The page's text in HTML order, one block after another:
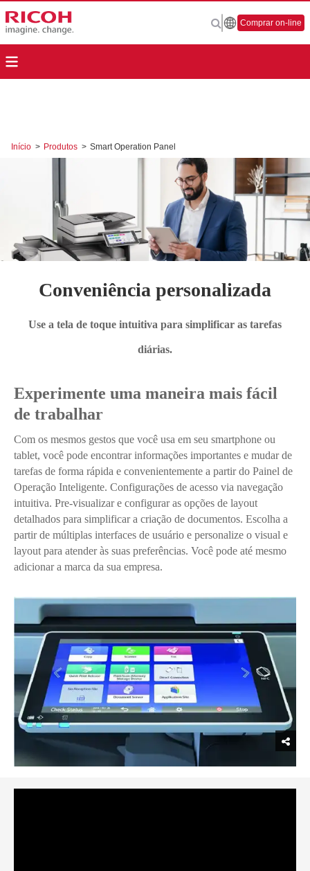
Comprar on-line
Início > Produtos > Smart Operation Panel
Conveniência personalizada
Use a tela de toque intuitiva para simplificar as tarefas
diárias.
Experimente uma maneira mais fácil
de trabalhar
Com os mesmos gestos que você usa em seu smartphone ou
tablet, você pode encontrar informações importantes e mudar de
tarefas de forma rápida e convenientemente a partir do Painel de
Operação Inteligente. Configurações de acesso via navegação
intuitiva. Pre-visualizar e configurar as opções de layout
detalhados para simplificar a criação de documentos. Escolha a
partir de múltiplas interfaces de usuário e personalize o visual e
layout para atender às suas preferências. Você pode até mesmo
adicionar a marca da sua empresa.